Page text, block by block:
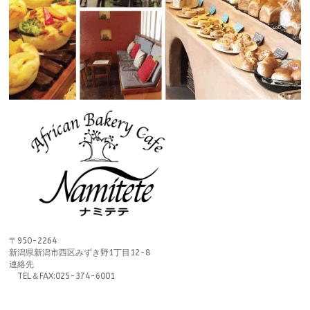
〒950-2264
新潟県新潟市西区みずき野1丁目12-8
連絡先
TEL＆FAX:025-374-6001